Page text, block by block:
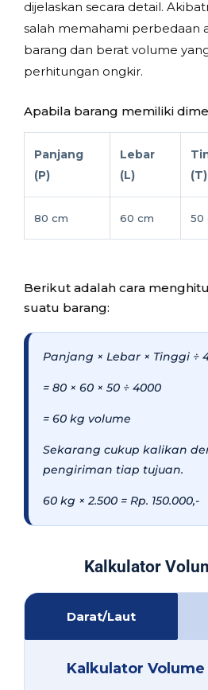
dijelaskan secara detail.
salah memahami perbedaan
barang dan berat volume
perhitungan ongkir.
Apabila barang memiliki
Panjang
(P)
Lebar
(L)
(T)
80 cm 60 cm 50
Berikut adalah cara
suatu barang:
Panjang × Lebar × Tinggi ÷
= 80 × 60 × 50 ÷ 4000
= 60 kg volume
Sekarang cukup kalikan
pengiriman tiap tujuan.
60 kg × 2.500 = Rp. 150.000,-
Kalkulator
Darat/Laut
Kalkulator